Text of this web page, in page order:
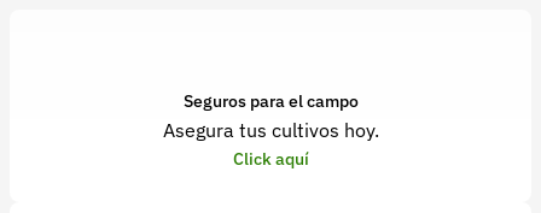
Seguros para el campo
Asegura tus cultivos hoy.
Click aquí